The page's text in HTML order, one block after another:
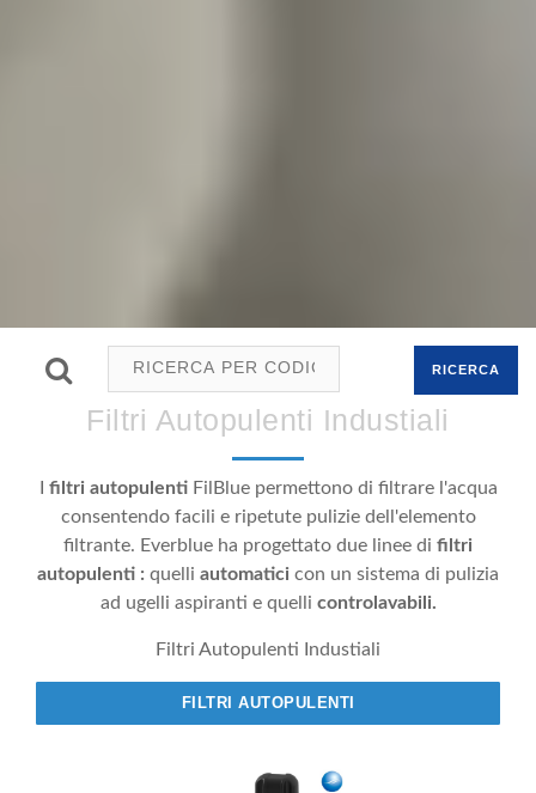
RICERCA
Filtri Autopulenti Industiali
filtri autopulentiFilBlue permettono di filtrare l'acqua
consentendo facili e ripetute pulizie dell'elemento
filtrante. Everblue ha progettato due linee di filtri
autopulenti : quelli automatici con un sistema di pulizia
ad ugelli aspiranti e quelli controlavabili.
Filtri Autopulenti Industiali
FILTRI AUTOPULENTI